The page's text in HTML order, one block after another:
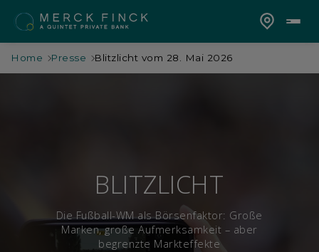
Home Presse Blitzlicht vom 28. Mai 2026
BLITZLICHT
Die Fußball-WM als Börsenfaktor: Große
Marken, große Aufmerksamkeit – aber
begrenzte Markteffekte